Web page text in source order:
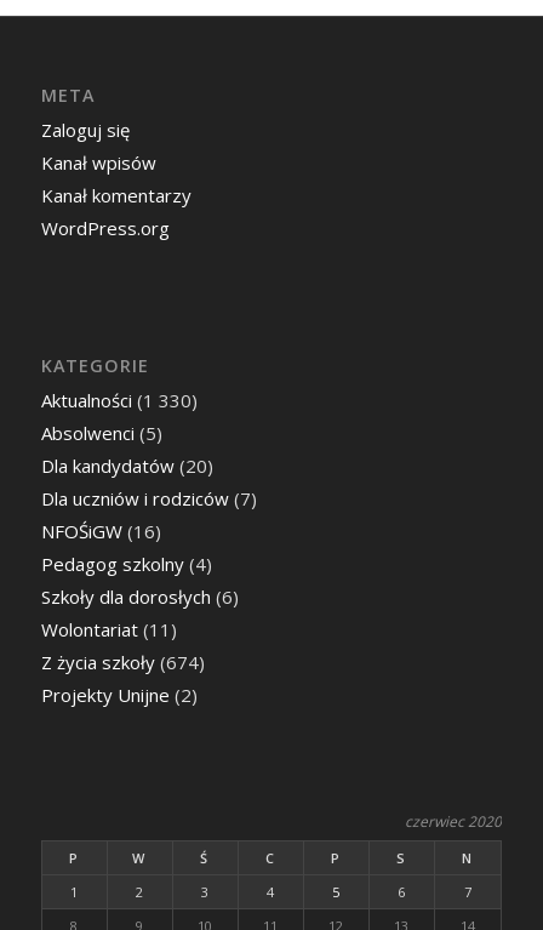
META
Zaloguj się
Kanał wpisów
Kanał komentarzy
WordPress.org
KATEGORIE
Aktualności (1 330)
Absolwenci (5)
Dla kandydatów(20)
Dla uczniów i rodziców(7)
NFOŚiGW(16)
Pedagog szkolny(4)
Szkoły dla dorosłych (6)
Wolontariat(11)
Z życia szkoły(674)
Projekty Unijne (2)
czerwiec 2020
P W Ś C P S
N
1
2 3 4 5 6
7
8
9 10 11 12 13 14